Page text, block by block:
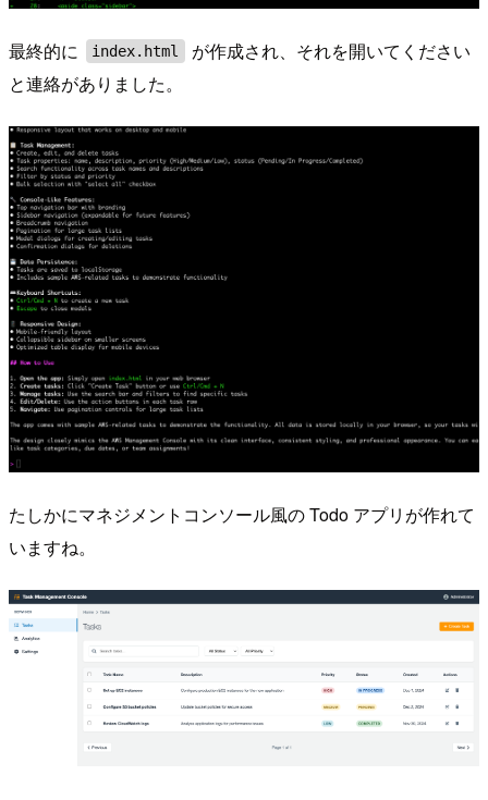
最終的に index.html
が作成され、それを開いてください
と連絡がありました。
たしかにマネジメントコンソール風の Todo アプリが作れて
いますね。